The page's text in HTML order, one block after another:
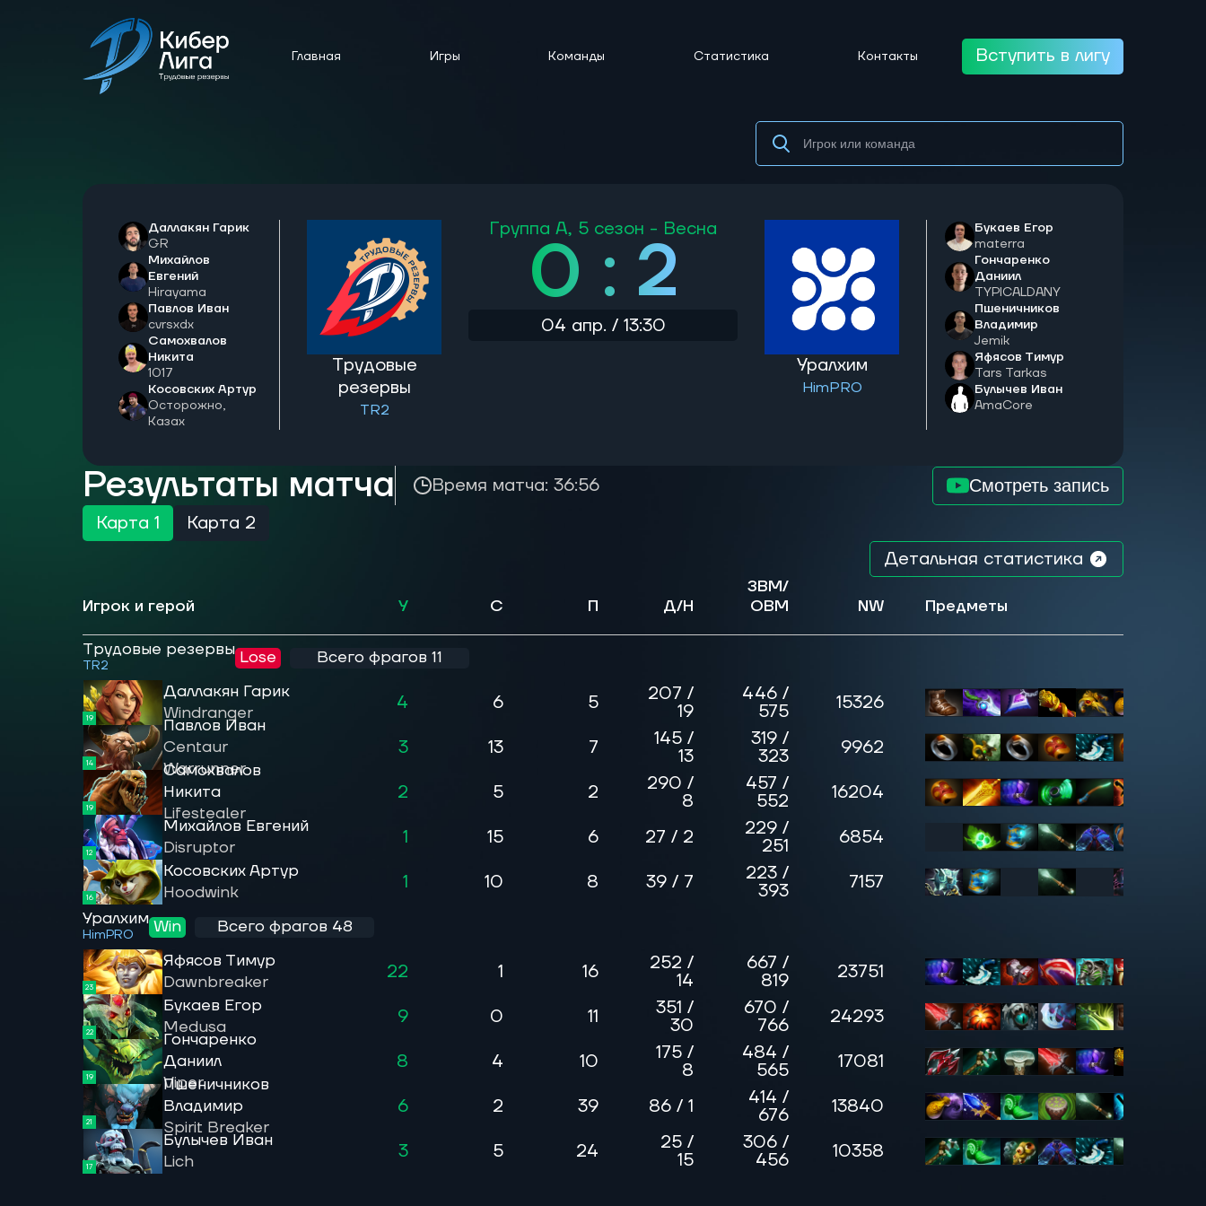
Главная Игры Команды Статистика Контакты Вступить в лигу
Даллакян Гарик
GR
Михайлов
Евгений
Hirayama
Павлов Иван
cvrsxdx
Самохвалов
Никита
1017
Косовских Артур
Осторожно,
Казах
Трудовые
резервы
TR2
Группа A, 5 сезон - Весна
0 : 2
04 апр. / 13:30
Уралхим
HimPRO
Букаев Егор
materra
Гончаренко
Даниил
TYPICALDANY
Пшеничников
Владимир
Jemik
Яфясов Тимур
Tars Tarkas
Булычев Иван
AmaCore
Результаты матча Время матча: 36:56 Смотреть запись
Карта 1
Карта 2
Детальная статистика
Игрок и герой У С П Д/Н
ЗВМ/
ОВМ
NW Предметы
Трудовые резервы
TR2 Lose Всего фрагов 11
19
Даллакян Гарик
Windranger
4 6 5 207 /
19
446 /
575 15326
14
Павлов Иван
Centaur
Warrunner
3 13 7 145 /
13
319 /
323 9962
19
Самохвалов
Никита
Lifestealer
2 5 2 290 /
8
457 /
552 16204
12
Михайлов Евгений
Disruptor
1 15 6 27 / 2 229 /
251 6854
16
Косовских Артур
Hoodwink
1 10 8 39 / 7 223 /
393 7157
Уралхим
HimPRO Win Всего фрагов 48
23
Яфясов Тимур
Dawnbreaker
22 1 16 252 /
14
667 /
819 23751
22
Букаев Егор
Medusa
9 0 11 351 /
30
670 /
766 24293
19
Гончаренко
Даниил
Viper
8 4 10 175 /
8
484 /
565 17081
21
Пшеничников
Владимир
Spirit Breaker
6 2 39 86 / 1 414 /
676 13840
17
Булычев Иван
Lich
3 5 24 25 /
15
306 /
456 10358